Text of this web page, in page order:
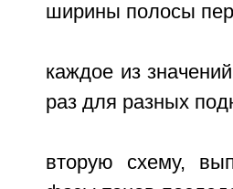
ширины полосы
каждое из
раз для разных
вторую схему,